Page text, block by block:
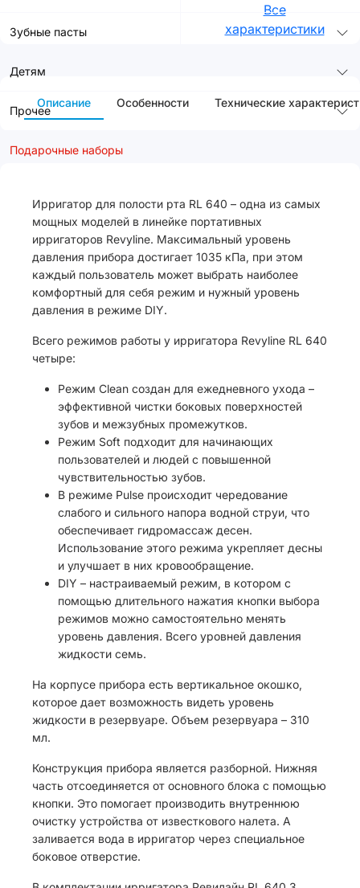
Зубные пасты
Детям
Прочее
Подарочные наборы
Все
характеристики
Описание Особенности Технические
Ирригатор для полости рта RL 640 – одна из самых
мощных моделей в линейке портативных
ирригаторов Revyline. Максимальный уровень
давления прибора достигает 1035 кПа, при этом
каждый пользователь может выбрать наиболее
комфортный для себя режим и нужный уровень
давления в режиме DIY.
Всего режимов работы у ирригатора Revyline RL 640
четыре:
Режим Clean создан для ежедневного ухода –
эффективной чистки боковых поверхностей
зубов и межзубных промежутков.
Режим Soft подходит для начинающих
пользователей и людей с повышенной
чувствительностью зубов.
В режиме Pulse происходит чередование
слабого и сильного напора водной струи, что
обеспечивает гидромассаж десен.
Использование этого режима укрепляет десны
и улучшает в них кровообращение.
DIY – настраиваемый режим, в котором с
помощью длительного нажатия кнопки выбора
режимов можно самостоятельно менять
уровень давления. Всего уровней давления
жидкости семь.
На корпусе прибора есть вертикальное окошко,
которое дает возможность видеть уровень
жидкости в резервуаре. Объем резервуара – 310
мл.
Конструкция прибора является разборной. Нижняя
часть отсоединяется от основного блока с помощью
кнопки. Это помогает производить внутреннюю
очистку устройства от известкового налета. А
заливается вода в ирригатор через специальное
боковое отверстие.